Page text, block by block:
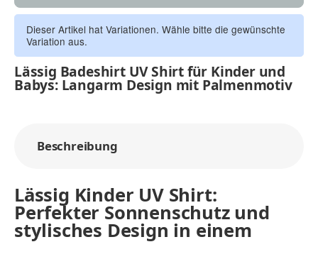
Dieser Artikel hat Variationen. Wähle bitte die gewünschte
Variation aus.
Lässig Badeshirt UV Shirt für Kinder und
Babys: Langarm Design mit Palmenmotiv
Beschreibung
Lässig Kinder UV Shirt:
Perfekter Sonnenschutz und
stylisches Design in einem